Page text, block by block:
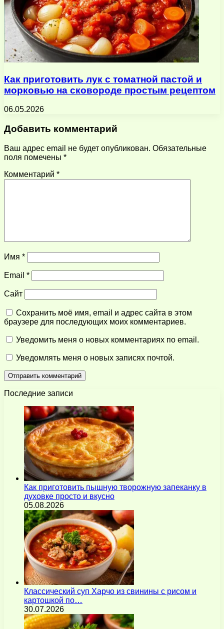
Как приготовить лук с томатной пастой и
морковью на сковороде простым рецептом
06.05.2026
Добавить комментарий
Ваш адрес email не будет опубликован. Обязательные
поля помечены *
Комментарий *
Имя *
Email *
Сайт
Сохранить моё имя, email и адрес сайта в этом
браузере для последующих моих комментариев.
Уведомить меня о новых комментариях по email.
Уведомлять меня о новых записях почтой.
Последние записи
Как приготовить пышную творожную запеканку в
духовке просто и вкусно
05.08.2026
Классический суп Харчо из свинины с рисом и
картошкой по…
30.07.2026